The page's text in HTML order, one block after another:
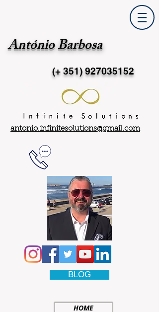
António Barbosa
(+ 351)927035152
antonio.infinitesolutions@gmail.com
BLOG
HOME